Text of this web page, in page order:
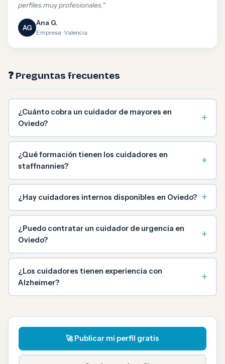
perfiles muy profesionales."
AG
Ana G.
Empresa · Valencia
❓ Preguntas frecuentes
¿Cuánto cobra un cuidador de mayores en
Oviedo?
+
¿Qué formación tienen los cuidadores en
staffnannies?
+
¿Hay cuidadores internos disponibles en Oviedo? +
¿Puedo contratar un cuidador de urgencia en
Oviedo?
+
¿Los cuidadores tienen experiencia con
Alzheimer?
+
🚀 Publicar mi perfil gratis